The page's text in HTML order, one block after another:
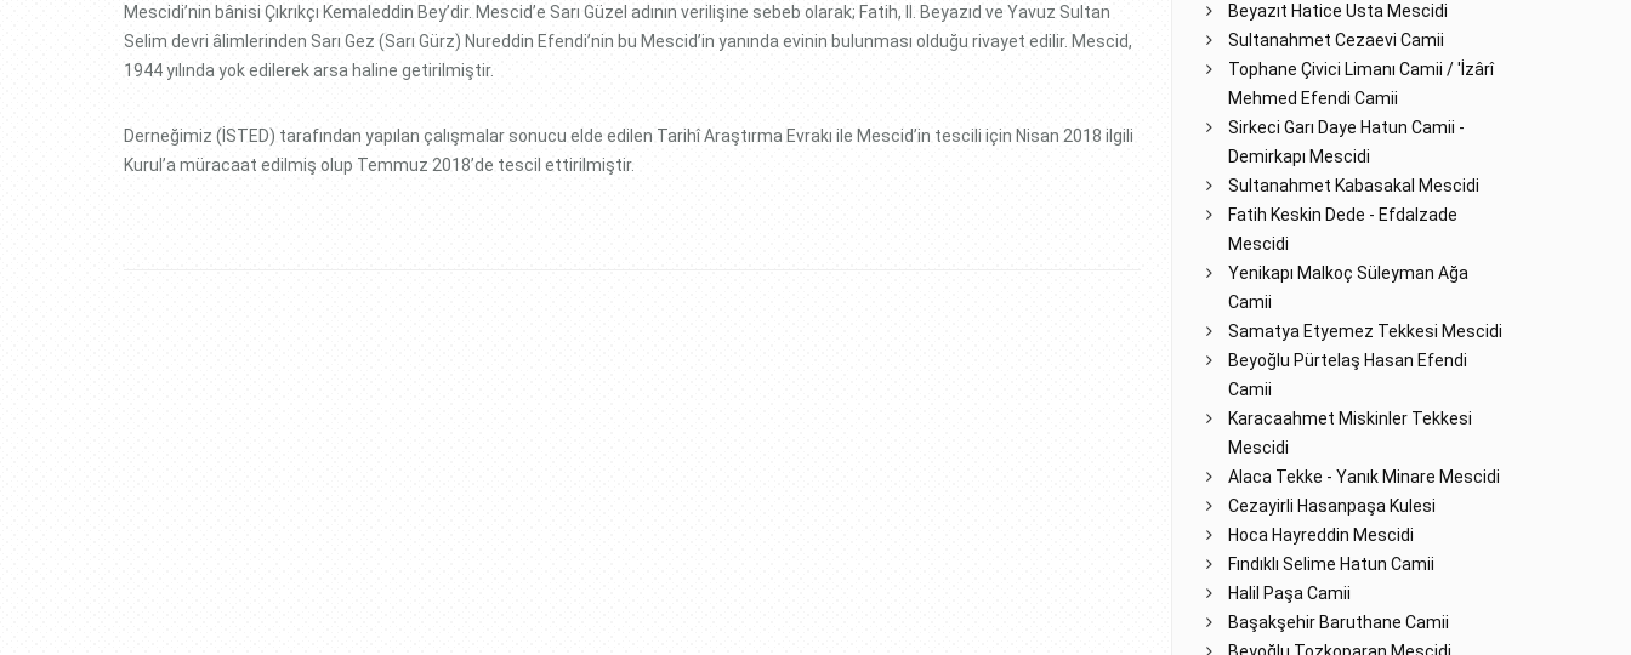
Mescidi’nin bânisi Çıkrıkçı Kemaleddin Bey’dir. Mescid’e Sarı Güzel adının verilişine sebeb olarak; Fatih, II. Beyazıd ve Yavuz Sultan
Selim devri âlimlerinden Sarı Gez (Sarı Gürz) Nureddin Efendi’nin bu Mescid’in yanında evinin bulunması olduğu rivayet edilir. Mescid,
1944 yılında yok edilerek arsa haline getirilmiştir.
Derneğimiz (İSTED) tarafından yapılan çalışmalar sonucu elde edilen Tarihî Araştırma Evrakı ile Mescid’in tescili için Nisan 2018 ilgili
Kurul’a müracaat edilmiş olup Temmuz 2018’de tescil ettirilmiştir.
Beyazıt Hatice Usta Mescidi
Sultanahmet Cezaevi Camii
Tophane Çivici Limanı Camii / 'İzârî
Mehmed Efendi Camii
Sirkeci Garı Daye Hatun Camii -
Demirkapı Mescidi
Sultanahmet Kabasakal Mescidi
Fatih Keskin Dede - Efdalzade
Mescidi
Yenikapı Malkoç Süleyman Ağa
Camii
Samatya Etyemez Tekkesi Mescidi
Beyoğlu Pürtelaş Hasan Efendi
Camii
Karacaahmet Miskinler Tekkesi
Mescidi
Alaca Tekke - Yanık Minare Mescidi
Cezayirli Hasanpaşa Kulesi
Hoca Hayreddin Mescidi
Fındıklı Selime Hatun Camii
Halil Paşa Camii
Başakşehir Baruthane Camii